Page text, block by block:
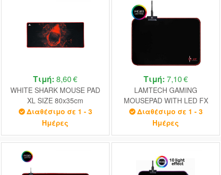
Τιμή: 8,60 €
WHITE SHARK MOUSE PAD
XL SIZE 80x35cm
SKYWALKER
Διαθέσιμο σε 1 - 3
Ημέρες
Τιμή: 7,10 €
LAMTECH GAMING
MOUSEPAD WITH LED FX
LARGE
Διαθέσιμο σε 1 - 3
Ημέρες